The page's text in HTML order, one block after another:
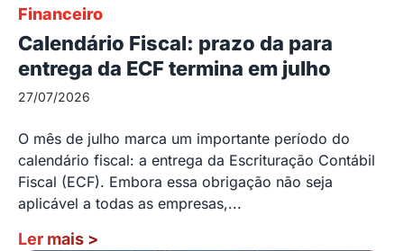
Financeiro
Calendário Fiscal: prazo da para
entrega da ECF termina em julho
27/07/2026
O mês de julho marca um importante período do
calendário fiscal: a entrega da Escrituração Contábil
Fiscal (ECF). Embora essa obrigação não seja
aplicável a todas as empresas,...
Ler mais >